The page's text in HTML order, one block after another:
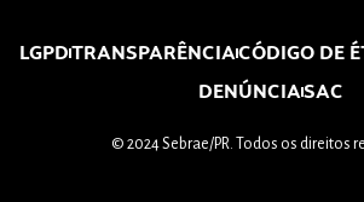
LGPDTRANSPARÊNCIACÓDIGO DE
DENÚNCIASAC
© 2024 Sebrae/PR. Todos os direitos